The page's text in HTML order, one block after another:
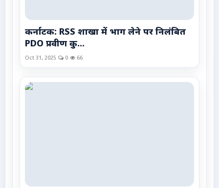
कर्नाटक: RSS शाखा में भाग लेने पर निलंबित
PDO प्रवीण कु...
Oct 31, 2025 0 66